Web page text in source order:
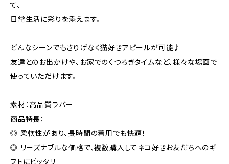
て、
日常生活に彩りを添えます。
どんなシーンでもさりげなく猫好きアピールが可能♪
友達とのお出かけや、お家でのくつろぎタイムなど、様々な場面で
使っていただけます。
素材：高品質ラバー
商品特長：
◎ 柔軟性があり、長時間の着用でも快適！
◎ リーズナブルな価格で、複数購入してネコ好きお友だちへのギ
フトにピッタリ